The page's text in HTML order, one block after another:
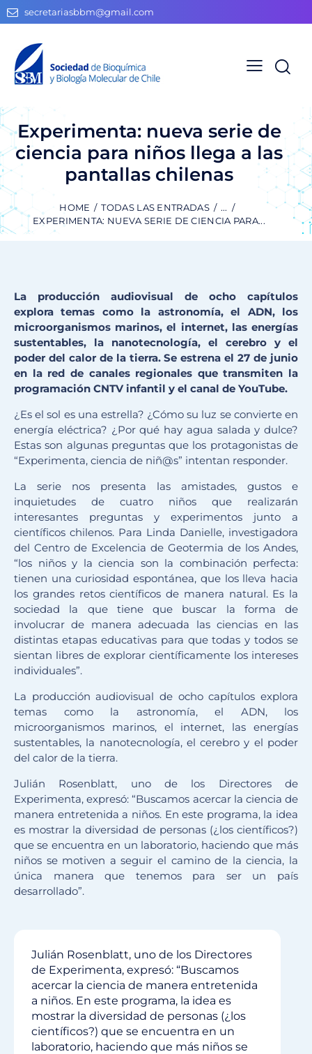
secretariasbbm@gmail.com
Experimenta: nueva serie de
ciencia para niños llega a las
pantallas chilenas
HOME TODAS LAS ENTRADAS
...
EXPERIMENTA: NUEVA SERIE DE CIENCIA PARA...
La producción audiovisual de ocho capítulos
explora temas como la astronomía, el ADN, los
microorganismos marinos, el internet, las energías
sustentables, la nanotecnología, el cerebro y el
poder del calor de la tierra. Se estrena el 27 de junio
en la red de canales regionales que transmiten la
programación CNTV infantil y el canal de YouTube.
¿Es el sol es una estrella? ¿Cómo su luz se convierte en
energía eléctrica? ¿Por qué hay agua salada y dulce?
Estas son algunas preguntas que los protagonistas de
“Experimenta, ciencia de niñ@s” intentan responder.
La serie nos presenta las amistades, gustos e
inquietudes de cuatro niños que realizarán
interesantes preguntas y experimentos junto a
científicos chilenos. Para Linda Danielle, investigadora
del Centro de Excelencia de Geotermia de los Andes,
“los niños y la ciencia son la combinación perfecta:
tienen una curiosidad espontánea, que los lleva hacia
los grandes retos científicos de manera natural. Es la
sociedad la que tiene que buscar la forma de
involucrar de manera adecuada las ciencias en las
distintas etapas educativas para que todas y todos se
sientan libres de explorar científicamente los intereses
individuales”.
La producción audiovisual de ocho capítulos explora
temas como la astronomía, el ADN, los
microorganismos marinos, el internet, las energías
sustentables, la nanotecnología, el cerebro y el poder
del calor de la tierra.
Julián Rosenblatt, uno de los Directores de
Experimenta, expresó: “Buscamos acercar la ciencia de
manera entretenida a niños. En este programa, la idea
es mostrar la diversidad de personas (¿los científicos?)
que se encuentra en un laboratorio, haciendo que más
niños se motiven a seguir el camino de la ciencia, la
única manera que tenemos para ser un país
desarrollado”.
Julián Rosenblatt, uno de los Directores
de Experimenta, expresó: “Buscamos
acercar la ciencia de manera entretenida
a niños. En este programa, la idea es
mostrar la diversidad de personas (¿los
científicos?) que se encuentra en un
laboratorio, haciendo que más niños se